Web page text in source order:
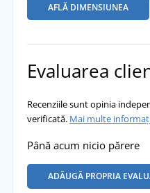
AFLĂ DIMENSIUNEA
Evaluarea
Recenziile sunt opinia
verificată. Mai multe
Până acum nicio părere
ADĂUGĂ PROPRIA